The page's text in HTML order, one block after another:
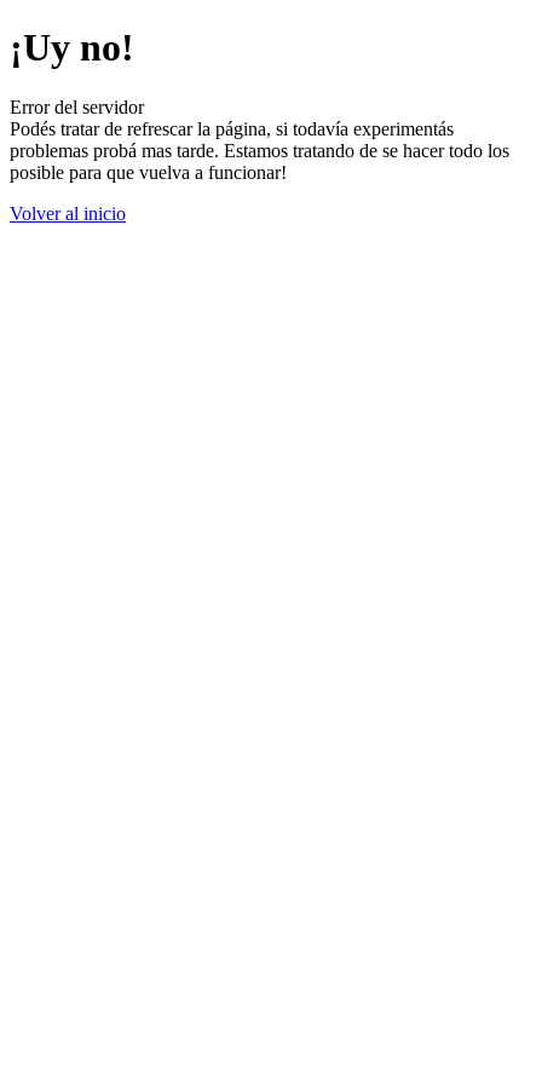
¡Uy no!
Error del servidor
Podés tratar de refrescar la página, si todavía experimentás
problemas probá mas tarde. Estamos tratando de se hacer todo los
posible para que vuelva a funcionar!
Volver al inicio